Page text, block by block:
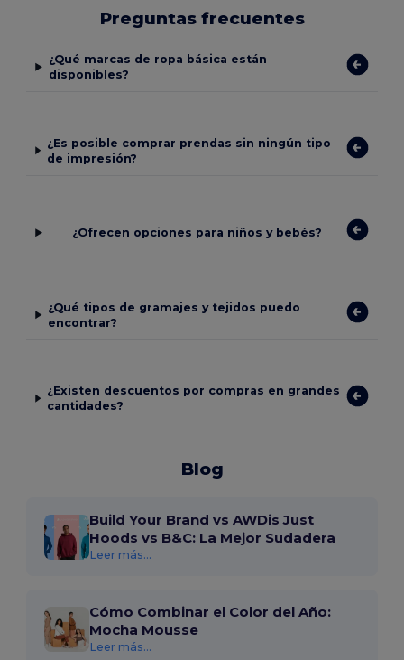
Preguntas frecuentes
¿Qué marcas de ropa básica están
disponibles?
¿Es posible comprar prendas sin ningún tipo
de impresión?
¿Ofrecen opciones para niños y bebés?
¿Qué tipos de gramajes y tejidos puedo
encontrar?
¿Existen descuentos por compras en grandes
cantidades?
Blog
Build Your Brand vs AWDis Just
Hoods vs B&C: La Mejor Sudadera
Leer más...
Cómo Combinar el Color del Año:
Mocha Mousse
Leer más...